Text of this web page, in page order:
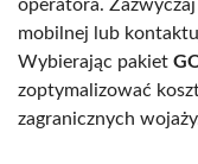
operatora.
mobilnej lub
Wybierając pakiet
zoptymalizować
zagranicznych